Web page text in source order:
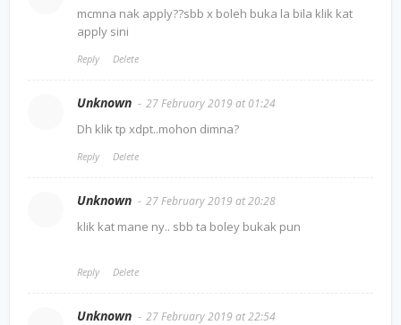
mcmna nak apply??sbb x boleh buka la bila klik kat
apply sini
Reply Delete
Unknown 27 February 2019 at 01:24
Dh klik tp xdpt..mohon dimna?
Reply Delete
Unknown 27 February 2019 at 20:28
klik kat mane ny.. sbb ta boley bukak pun
Reply Delete
Unknown 27 February 2019 at 22:54